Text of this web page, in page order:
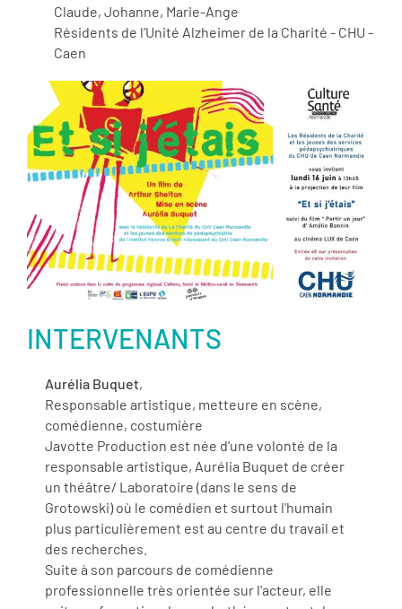
Claude, Johanne, Marie-Ange
Résidents de l’Unité Alzheimer de la Charité - CHU -
Caen
INTERVENANTS
Aurélia Buquet,
Responsable artistique, metteure en scène,
comédienne, costumière
Javotte Production est née d'une volonté de la
responsable artistique, Aurélia Buquet de créer
un théâtre/ Laboratoire (dans le sens de
Grotowski) où le comédien et surtout l'humain
plus particulièrement est au centre du travail et
des recherches.
Suite à son parcours de comédienne
professionnelle très orientée sur l'acteur, elle